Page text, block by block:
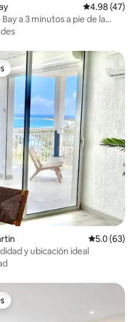
Calificación
4.98 (47)
a 3 minutos a pie de la
huéspedes
Calificación
5.0 (63)
y ubicación ideal
huéspedes